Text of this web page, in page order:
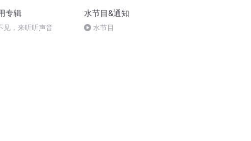
专辑
见，来听听声音
水节目&通知
水节目